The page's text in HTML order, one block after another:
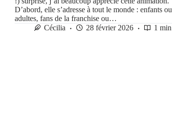
D’abord, elle s’adresse à tout le monde : enfants ou
adultes, fans de la franchise ou…
Cécilia
28 février 2026 1 min